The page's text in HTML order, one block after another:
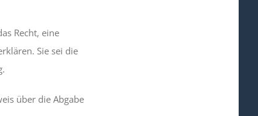
Recht, eine
Sie sei die
über die Abgabe